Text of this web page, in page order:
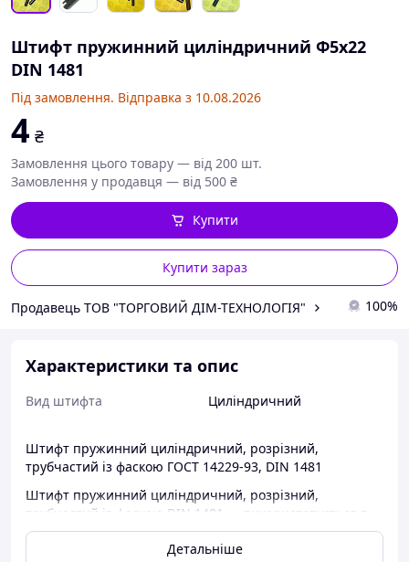
Штифт пружинний циліндричний Ф5х22
DIN 1481
Під замовлення. Відправка з 10.08.2026
4 ₴
Замовлення цього товару — від 200 шт.
Замовлення у продавця — від 500 ₴
Купити зараз
Купити
Продавець ТОВ "ТОРГОВИЙ ДІМ-ТЕХНОЛОГІЯ" 100%
Характеристики та опис
Вид штифта Циліндричний
Штифт пружинний циліндричний, розрізний,
трубчастий із фаскою ГОСТ 14229-93, DIN 1481
Штифт пружинний циліндричний, розрізний,
трубчастий із фаскою DIN 1481 — використовується в
промислових галузях, а саме: в машинобудуванні та
Детальніше